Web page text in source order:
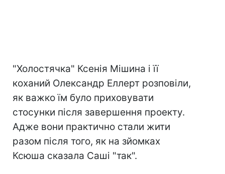
"Холостячка" Ксенія Мішина і її
коханий Олександр Еллерт розповіли,
як важко їм було приховувати
стосунки після завершення проекту.
Адже вони практично стали жити
разом після того, як на зйомках
Ксюша сказала Саші "так".